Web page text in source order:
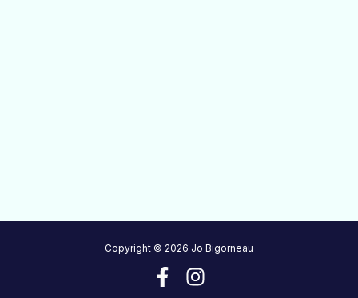
Copyright © 2026 Jo Bigorneau